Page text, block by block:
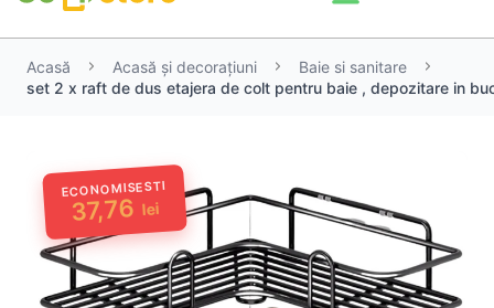
Acasă Acasă și decorațiuni
Baie si sanitare
set 2 x raft de dus etajera de colt pentru baie , depozitare in
ECONOMISESTI
37,76 lei